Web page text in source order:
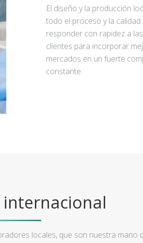
El diseño y la producción
todo el proceso y la
responder con rapidez a
clientes para incorporar
mercados en un fuerte
constante.
locales, que son nuestra mano